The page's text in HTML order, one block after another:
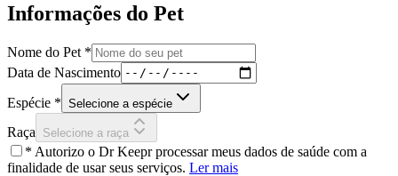
Informações do Pet
Nome do Pet *
Data de Nascimento
Espécie * Selecione a espécie
Raça Selecione a raça
* Autorizo o Dr Keepr processar meus dados de saúde com a
finalidade de usar seus serviços. Ler mais